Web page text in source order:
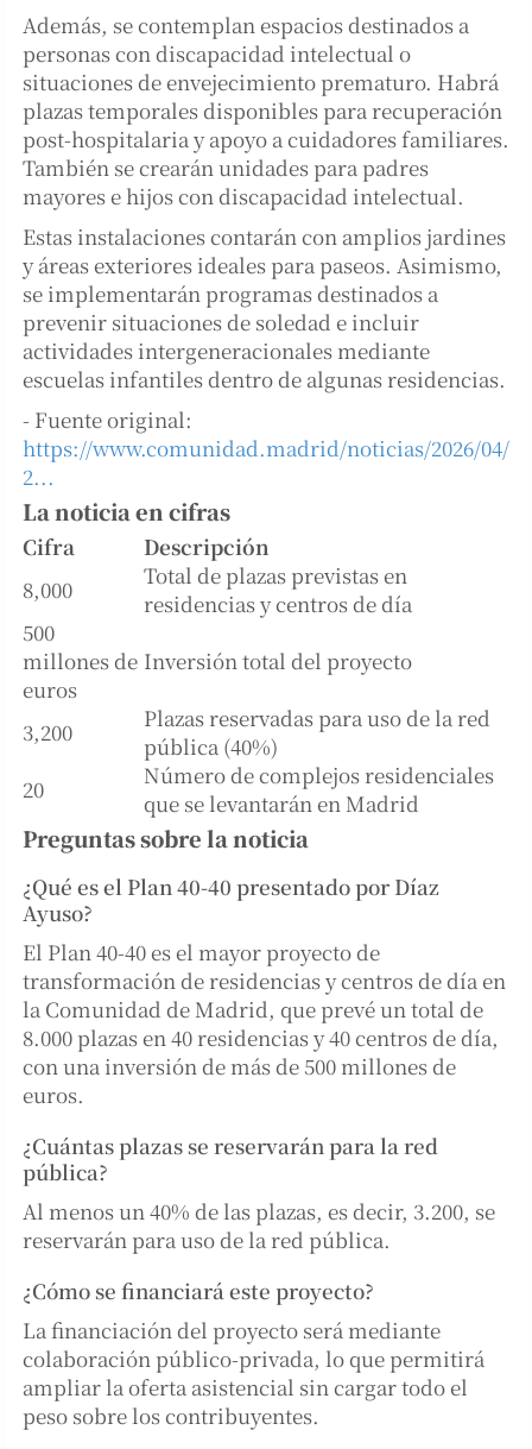
Además, se contemplan espacios destinados a
personas con discapacidad intelectual o
situaciones de envejecimiento prematuro. Habrá
plazas temporales disponibles para recuperación
post-hospitalaria y apoyo a cuidadores familiares.
También se crearán unidades para padres
mayores e hijos con discapacidad intelectual.
Estas instalaciones contarán con amplios jardines
y áreas exteriores ideales para paseos. Asimismo,
se implementarán programas destinados a
prevenir situaciones de soledad e incluir
actividades intergeneracionales mediante
escuelas infantiles dentro de algunas residencias.
- Fuente original:
https://www.comunidad.madrid/noticias/2026/04/
2...
La noticia en cifras
Cifra
Descripción
8,000
Total de plazas previstas en
residencias y centros de día
500
millones de
euros
Inversión total del proyecto
3,200
Plazas reservadas para uso de la red
pública (40%)
20
Número de complejos residenciales
que se levantarán en Madrid
Preguntas sobre la noticia
¿Qué es el Plan 40-40 presentado por Díaz
Ayuso?
El Plan 40-40 es el mayor proyecto de
transformación de residencias y centros de día en
la Comunidad de Madrid, que prevé un total de
8.000 plazas en 40 residencias y 40 centros de día,
con una inversión de más de 500 millones de
euros.
¿Cuántas plazas se reservarán para la red
pública?
Al menos un 40% de las plazas, es decir, 3.200, se
reservarán para uso de la red pública.
¿Cómo se financiará este proyecto?
La financiación del proyecto será mediante
colaboración público-privada, lo que permitirá
ampliar la oferta asistencial sin cargar todo el
peso sobre los contribuyentes.